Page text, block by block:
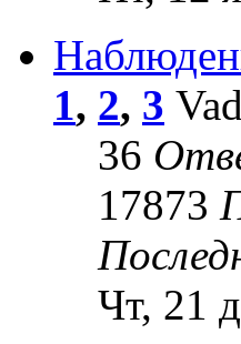
1, 2, 3
36
17873
Чт, 21